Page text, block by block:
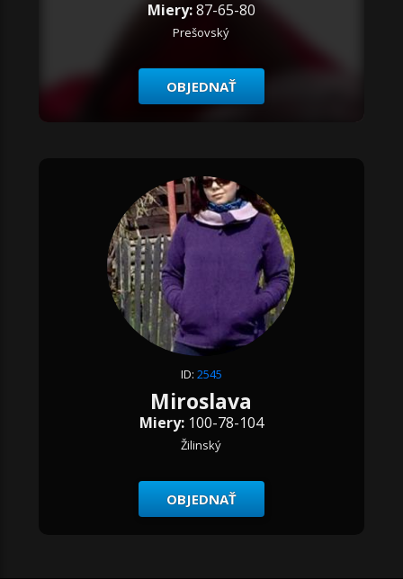
Miery:87-65-80
Prešovský
OBJEDNAŤ
ID: 2545
Miroslava
Miery:100-78-104
Žilinský
OBJEDNAŤ